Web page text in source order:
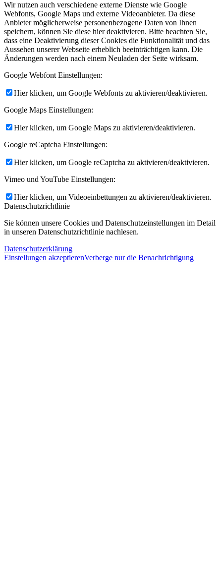
Wir nutzen auch verschiedene externe Dienste wie Google
Webfonts, Google Maps und externe Videoanbieter. Da diese
Anbieter möglicherweise personenbezogene Daten von Ihnen
speichern, können Sie diese hier deaktivieren. Bitte beachten Sie,
dass eine Deaktivierung dieser Cookies die Funktionalität und das
Aussehen unserer Webseite erheblich beeinträchtigen kann. Die
Änderungen werden nach einem Neuladen der Seite wirksam.
Google Webfont Einstellungen:
Hier klicken, um Google Webfonts zu aktivieren/deaktivieren.
Google Maps Einstellungen:
Hier klicken, um Google Maps zu aktivieren/deaktivieren.
Google reCaptcha Einstellungen:
Hier klicken, um Google reCaptcha zu aktivieren/deaktivieren.
Vimeo und YouTube Einstellungen:
Hier klicken, um Videoeinbettungen zu aktivieren/deaktivieren.
Datenschutzrichtlinie
Sie können unsere Cookies und Datenschutzeinstellungen im Detail
in unseren Datenschutzrichtlinie nachlesen.
Datenschutzerklärung
Einstellungen akzeptierenVerberge nur die Benachrichtigung